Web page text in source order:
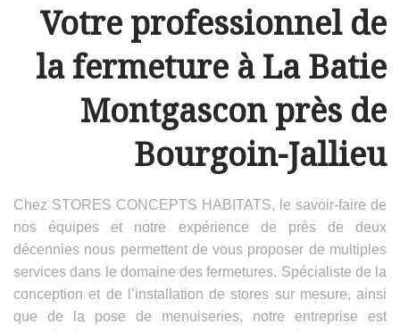
Votre professionnel de
la fermeture à La Batie
Montgascon près de
Bourgoin-Jallieu
Chez STORES CONCEPTS HABITATS, le savoir-faire de
nos équipes et notre expérience de près de deux
décennies nous permettent de vous proposer de multiples
services dans le domaine des fermetures. Spécialiste de la
conception et de l’installation de stores sur mesure, ainsi
que de la pose de menuiseries, notre entreprise est